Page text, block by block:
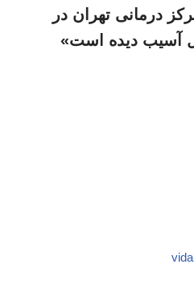
دربارهٔ «۱۲ مرکز درمانی تهران در
آسیب دیده است»